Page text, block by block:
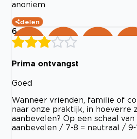
anoniem
delen
6
Prima ontvangst
Goed
Wanneer vrienden, familie of
naar onze praktijk, in hoeverre
aanbevelen? Op een schaal
aanbevelen / 7-8 = neutraal / 9-